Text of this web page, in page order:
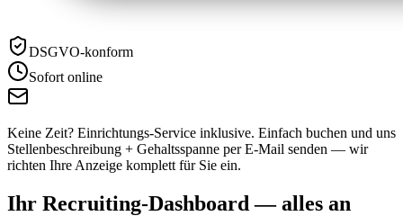
DSGVO-konform
Sofort online
Keine Zeit? Einrichtungs-Service inklusive. Einfach buchen und uns
Stellenbeschreibung + Gehaltsspanne per E-Mail senden — wir
richten Ihre Anzeige komplett für Sie ein.
Ihr Recruiting-Dashboard — alles an